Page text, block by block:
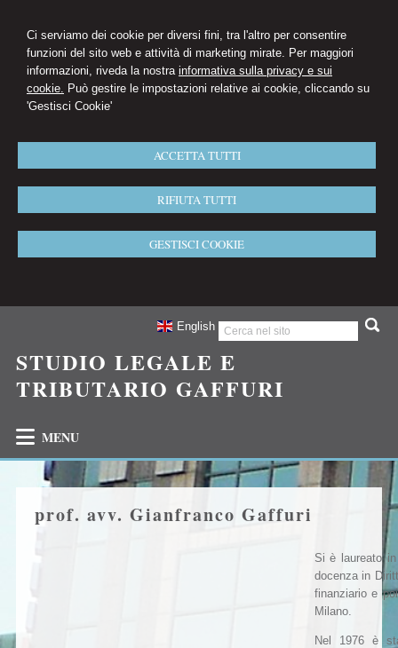
Ci serviamo dei cookie per diversi fini, tra l'altro per consentire
funzioni del sito web e attività di marketing mirate. Per maggiori
informazioni, riveda la nostra informativa sulla privacy e sui
cookie. Può gestire le impostazioni relative ai cookie, cliccando su
'Gestisci Cookie'
ACCETTA TUTTI
RIFIUTA TUTTI
GESTISCI COOKIE
English
STUDIO LEGALE E
TRIBUTARIO GAFFURI
MENU
prof. avv. Gianfranco Gaffuri
Si è laureato
docenza in
finanziario e
Milano.
Nel 1976 è